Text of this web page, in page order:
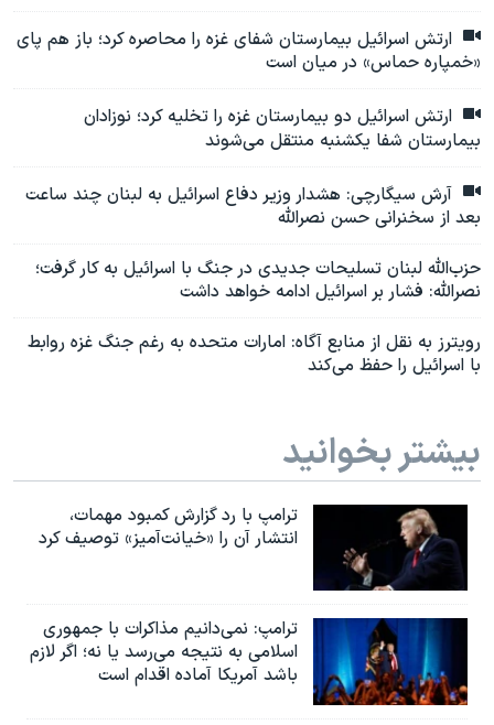
ارتش اسرائیل بیمارستان شفای غزه را محاصره کرد؛ باز هم پای
«خمپاره حماس» در میان است
ارتش اسرائیل دو بیمارستان غزه را تخلیه کرد؛‌ نوزادان
بیمارستان شفا یکشنبه منتقل می‌شوند
آرش سیگارچی: هشدار وزیر دفاع اسرائيل به لبنان چند ساعت
بعد از سخنرانی حسن نصرالله
حزب‌الله لبنان تسلیحات جدیدی در جنگ با اسرائیل به کار گرفت؛
نصرالله: فشار بر اسرائیل ادامه خواهد داشت
رویترز به نقل از منابع آگاه: امارات متحده به رغم جنگ غزه روابط
با اسرائیل را حفظ می‌کند
بیشتر بخوانید
ترامپ با رد گزارش کمبود مهمات،
انتشار آن را «خیانت‌آمیز» توصیف کرد
ترامپ: نمی‌دانیم مذاکرات با جمهوری
اسلامی به نتیجه می‌رسد یا نه؛ اگر لازم
باشد آمریکا آماده اقدام است